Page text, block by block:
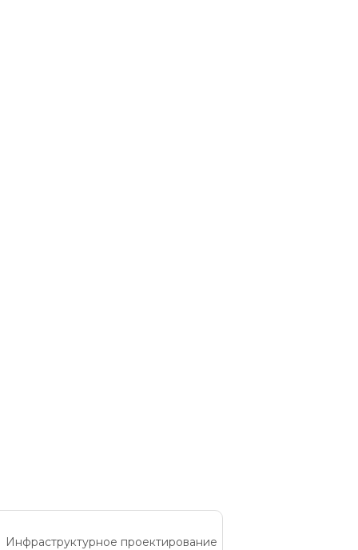
Инфраструктурное проектирование